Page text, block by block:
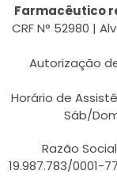
Farmacêutico
CRF N° 52980 |
Autorização
Horário de
Sáb/
Razão
19.987.783/0001-